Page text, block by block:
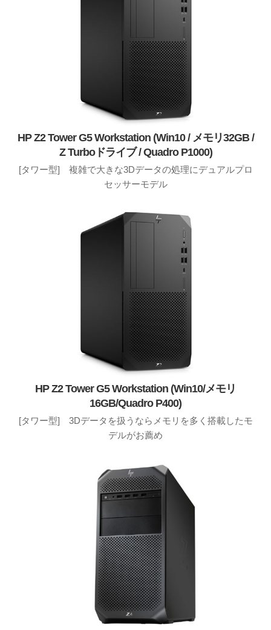
HP Z2 Tower G5 Workstation (Win10 / メモリ32GB /
Z Turboドライブ / Quadro P1000)
[タワー型] 複雑で大きな3Dデータの処理にデュアルプロ
セッサーモデル
HP Z2 Tower G5 Workstation (Win10/メモリ
16GB/Quadro P400)
[タワー型] 3Dデータを扱うならメモリを多く搭載したモ
デルがお薦め